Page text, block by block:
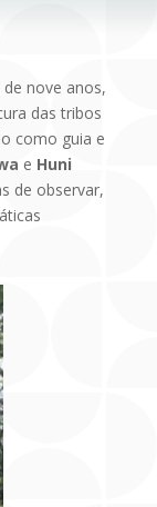
nove anos,
das tribos
como guia e
e Huni
de observar,